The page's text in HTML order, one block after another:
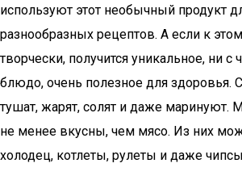
используют этот необычный продукт
разнообразных рецептов. А если к
творчески, получится уникальное, ни
блюдо, очень полезное для здоровья.
тушат, жарят, солят и даже маринуют.
не менее вкусны, чем мясо. Из них
холодец, котлеты, рулеты и даже